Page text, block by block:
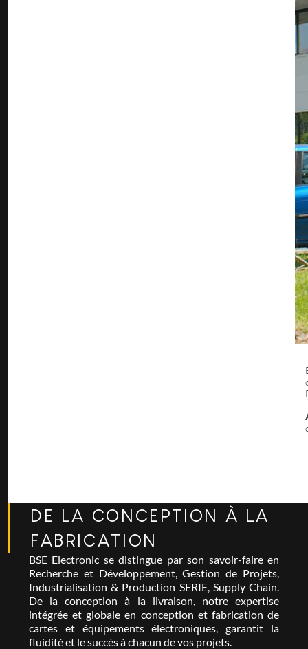
DE LA CONCEPTION À LA
FABRICATION
BSE Electronic se distingue par son savoir-faire en
Recherche et Développement, Gestion de Projets,
Industrialisation & Production SERIE, Supply Chain.
De la conception à la livraison, notre expertise
intégrée et globale en conception et fabrication de
cartes et équipements électroniques, garantit la
fluidité et le succès à chacun de vos projets.